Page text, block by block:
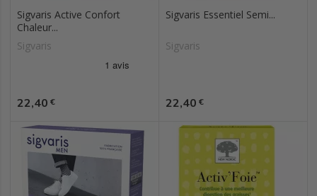
Sigvaris Active Confort
Chaleur...
Sigvaris
Prix
22,40 €
Sigvaris Essentiel Semi...
Sigvaris
Prix
22,40 €